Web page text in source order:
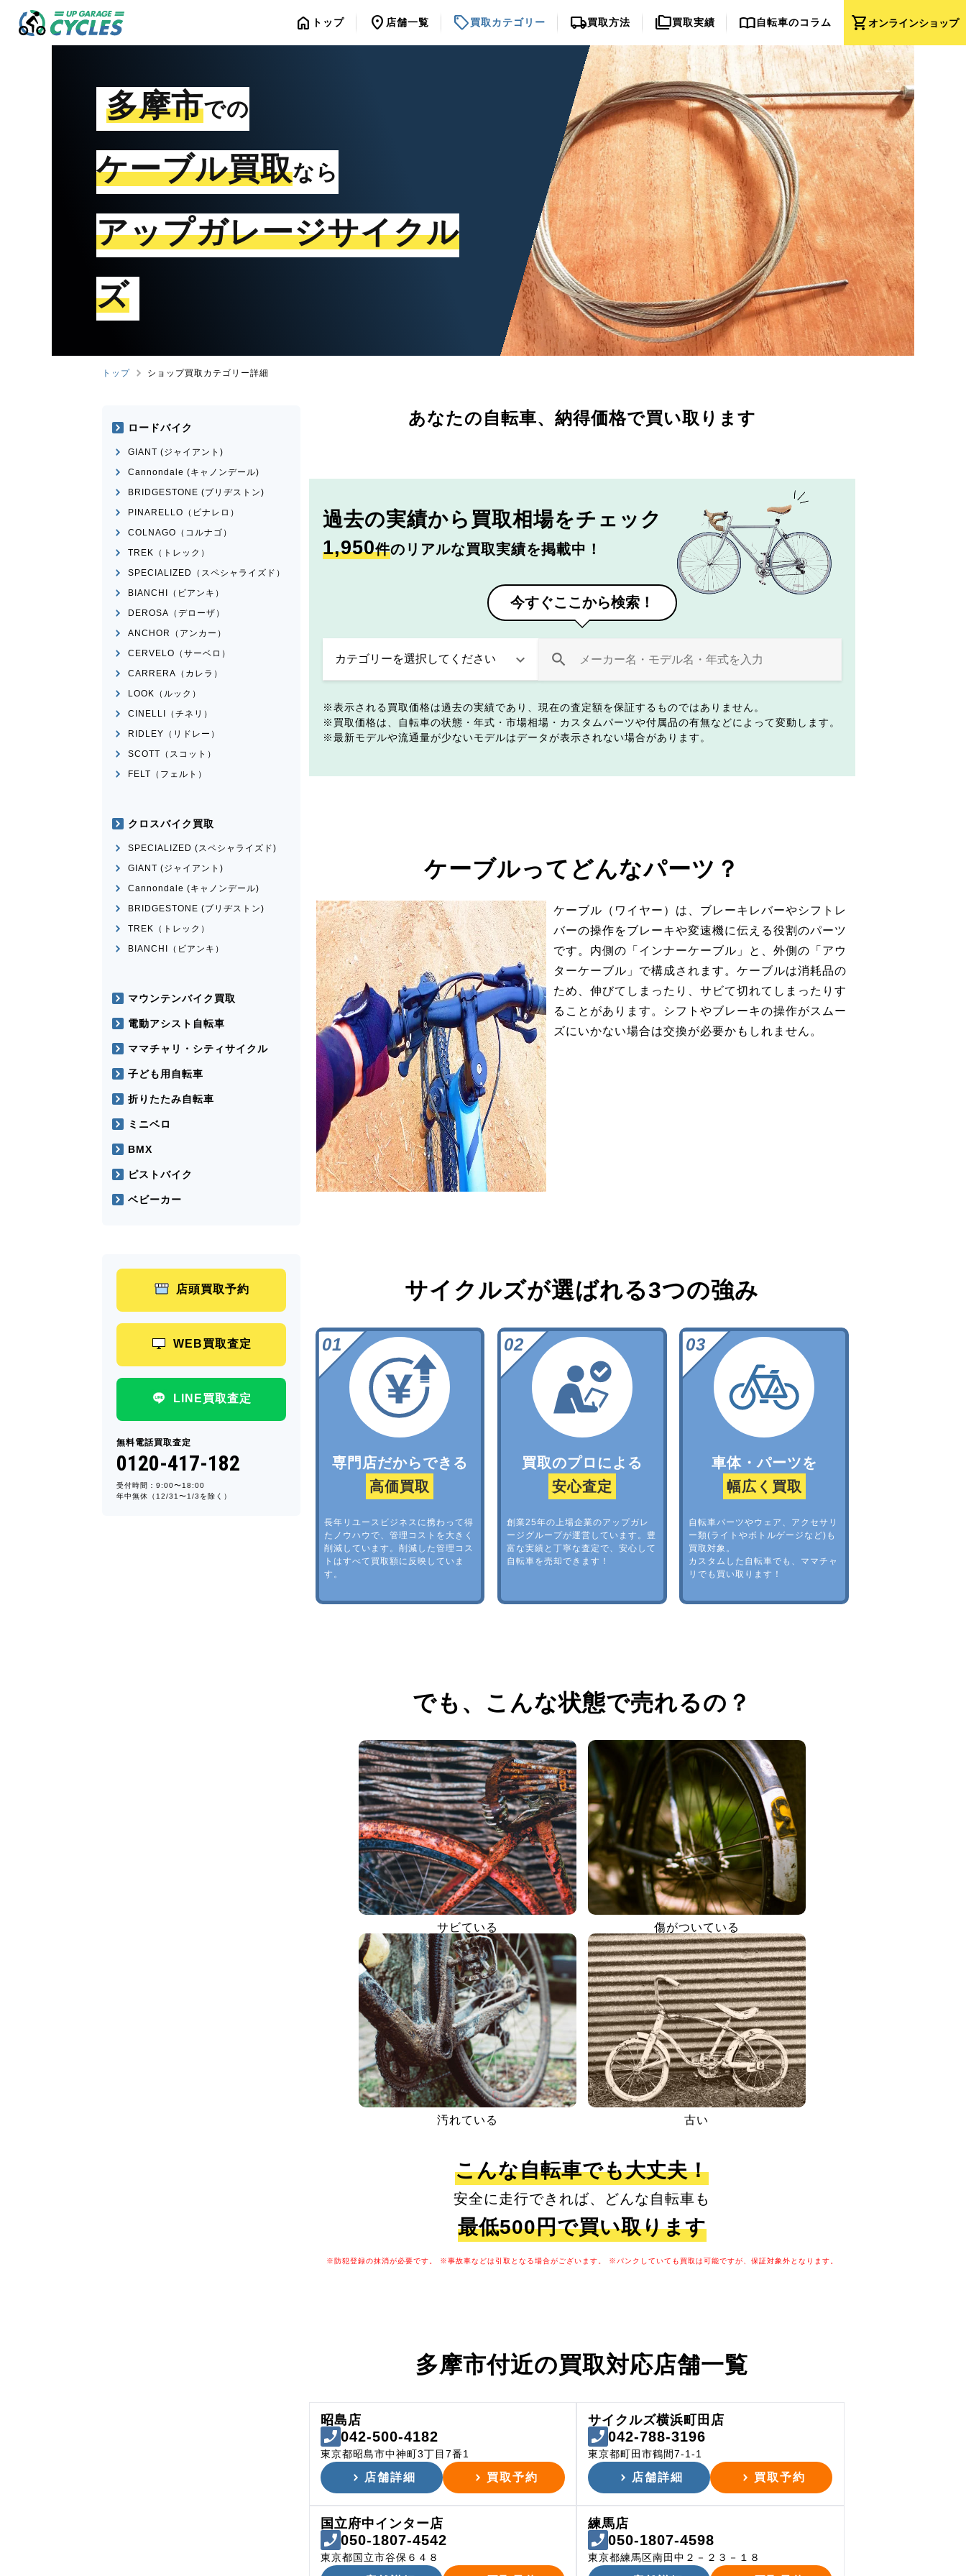
shopping_cartオンラインショップ
home トップ location_on 店舗一覧 sell買取カテゴリー local_shipping買取方法 folder_copy買取実績 import_contacts自転車のコラム
多摩市での
ケーブル買取なら
アップガレージサイクル
ズ
トップ ショップ買取カテゴリー詳細
あなたの自転車、 納得価格で買い取ります
過去の実績から 買取相場をチェック
1,950件のリアルな買取実績を掲載中！
今すぐここから検索！
表示される買取価格は過去の実績であり、現在の査定額を保証するものではありません。
買取価格は、自転車の状態・年式・市場相場・カスタムパーツや付属品の有無などによって変動します。
最新モデルや流通量が少ないモデルはデータが表示されない場合があります。
ケーブルってどんなパーツ？
ケーブル（ワイヤー）は、ブレーキレバーやシフトレ
バーの操作をブレーキや変速機に伝える役割のパーツ
です。内側の「インナーケーブル」と、外側の「アウ
ターケーブル」で構成されます。ケーブルは消耗品の
ため、伸びてしまったり、サビて切れてしまったりす
ることがあります。シフトやブレーキの操作がスムー
ズにいかない場合は交換が必要かもしれません。
サイクルズが選ばれる3つの強み
専門店だからできる
高価買取
長年リユースビジネスに携わって得
たノウハウで、管理コストを大きく
削減しています。削減した管理コス
トはすべて買取額に反映していま
す。
買取のプロによる
安心査定
創業25年の上場企業のアップガレ
ージグループが運営しています。豊
富な実績と丁寧な査定で、安心して
自転車を売却できます！
車体・パーツを
幅広く買取
自転車パーツやウェア、アクセサリ
ー類(ライトやボトルゲージなど)も
買取対象。
カスタムした自転車でも、ママチャ
リでも買い取ります！
でも、 こんな状態で売れるの？
サビている 傷がついている
汚れている 古い
こんな自転車でも大丈夫！
安全に走行できれば、どんな自転車も
最低500円で買い取ります
※防犯登録の抹消が必要です。 ※事故車などは引取となる場合がございます。 ※パンクしていても買取は可能ですが、保証対象外となります。
多摩市付近の買取対応店舗一覧
昭島店
042-500-4182
東京都昭島市中神町3丁目7番1
店舗詳細 買取予約
サイクルズ横浜町田店
042-788-3196
東京都町田市鶴間7-1-1
店舗詳細 買取予約
国立府中インター店
050-1807-4542
東京都国立市谷保６４８
練馬店
050-1807-4598
東京都練馬区南田中２－２３－１８
ロードバイク
GIANT (ジャイアント)
Cannondale (キャノンデール)
BRIDGESTONE (ブリヂストン)
PINARELLO（ピナレロ）
COLNAGO（コルナゴ）
TREK（トレック）
SPECIALIZED（スペシャライズド）
BIANCHI（ビアンキ）
DEROSA（デローザ）
ANCHOR（アンカー）
CERVELO（サーベロ）
CARRERA（カレラ）
LOOK（ルック）
CINELLI（チネリ）
RIDLEY（リドレー）
SCOTT（スコット）
FELT（フェルト）
クロスバイク買取
SPECIALIZED (スペシャライズド)
GIANT (ジャイアント)
Cannondale (キャノンデール)
BRIDGESTONE (ブリヂストン)
TREK（トレック）
BIANCHI（ビアンキ）
マウンテンバイク買取
電動アシスト自転車
ママチャリ・シティサイクル
子ども用自転車
折りたたみ自転車
ミニベロ
BMX
ピストバイク
ベビーカー
店頭買取予約
WEB買取査定
LINE買取査定
無料電話買取査定
0120-417-182
受付時間：9:00〜18:00
年中無休（12/31〜1/3を除く）